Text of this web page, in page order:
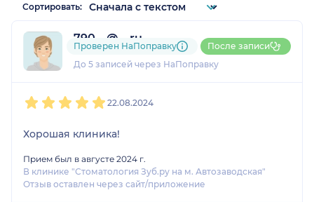
Сортировать:
790....@....ru
1 отзыв
До 5 записей через НаПоправку
Проверен НаПоправку После записи
22.08.2024
Хорошая клиника!
Прием был в августе 2024 г.
В клинике "Стоматология Зуб.ру на м. Автозаводская"
Отзыв оставлен через сайт/приложение